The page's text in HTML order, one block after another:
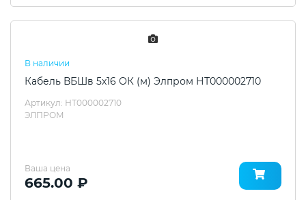
В наличии
Кабель ВБШв 5х16 ОК (м) Элпром НТ000002710
Артикул: НТ000002710
ЭЛПРОМ
Ваша цена
665.00 ₽